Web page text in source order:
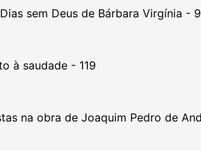
sem Deus de Bárbara Virgínia -
à saudade - 119
na obra de Joaquim Pedro de